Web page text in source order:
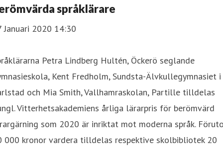
språklärare
Januari 2020 14:30
Petra Lindberg Hultén, Öckerö seglande
Kent Fredholm, Sundsta-Älvkullegymnasiet i
och Mia Smith, Vallhamraskolan, Partille tilldelas
Vitterhetsakademiens årliga lärarpris för berömvärd
som 2020 är inriktat mot moderna språk.
000 kronor vardera tilldelas respektive skolbibliotek 20